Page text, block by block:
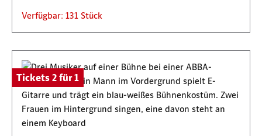
Verfügbar: 131 Stück
Tickets 2 für 1